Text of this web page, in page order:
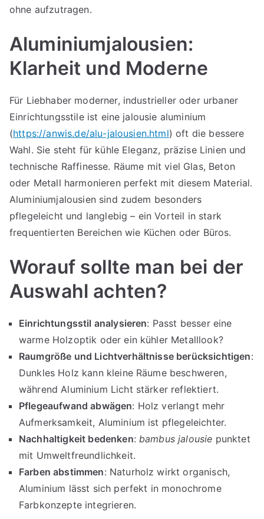
ohne aufzutragen.
Aluminiumjalousien:
Klarheit und Moderne
Für Liebhaber moderner, industrieller oder urbaner
Einrichtungsstile ist eine jalousie aluminium
(https://anwis.de/alu-jalousien.html) oft die bessere
Wahl. Sie steht für kühle Eleganz, präzise Linien und
technische Raffinesse. Räume mit viel Glas, Beton
oder Metall harmonieren perfekt mit diesem Material.
Aluminiumjalousien sind zudem besonders
pflegeleicht und langlebig – ein Vorteil in stark
frequentierten Bereichen wie Küchen oder Büros.
Worauf sollte man bei der
Auswahl achten?
Einrichtungsstil analysieren: Passt besser eine
warme Holzoptik oder ein kühler Metalllook?
Raumgröße und Lichtverhältnisse berücksichtigen:
Dunkles Holz kann kleine Räume beschweren,
während Aluminium Licht stärker reflektiert.
Pflegeaufwand abwägen: Holz verlangt mehr
Aufmerksamkeit, Aluminium ist pflegeleichter.
Nachhaltigkeit bedenken:bambus jalousie punktet
mit Umweltfreundlichkeit.
Farben abstimmen: Naturholz wirkt organisch,
Aluminium lässt sich perfekt in monochrome
Farbkonzepte integrieren.